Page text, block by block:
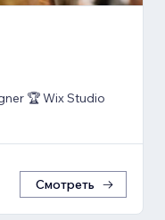
🏆 Wix Studio
Смотреть